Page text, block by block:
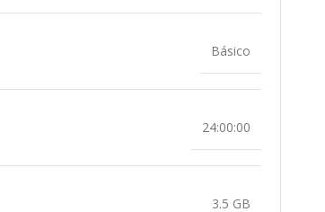
Básico
24:00:00
3.5 GB